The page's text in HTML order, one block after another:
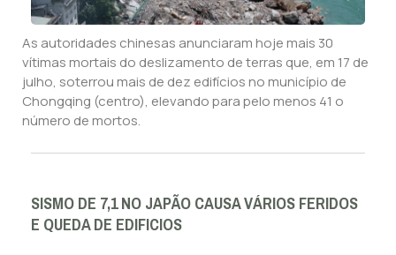
As autoridades chinesas anunciaram hoje mais 30
vítimas mortais do deslizamento de terras que, em 17 de
julho, soterrou mais de dez edifícios no município de
Chongqing (centro), elevando para pelo menos 41 o
número de mortos.
SISMO DE 7,1 NO JAPÃO CAUSA VÁRIOS FERIDOS
E QUEDA DE EDIFICIOS